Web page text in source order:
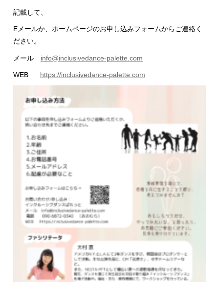
記載して、
Eメールか、ホームページのお申し込みフォームからご連絡く
ださい。
メール info@inclusivedance-palette.com
WEB https://inclusivedance-palette.com